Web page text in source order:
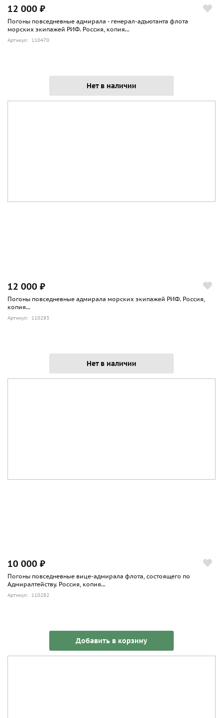
12 000 ₽
Погоны повседневные адмирала - генерал-адъютанта флота
морских экипажей РИФ. Россия, копия...
Артикул: 110470
Нет в наличии
12 000 ₽
Погоны повседневные адмирала морских экипажей РИФ. Россия,
копия...
Артикул: 110283
Нет в наличии
10 000 ₽
Погоны повседневные вице-адмирала флота, состоящего по
Адмиралтейству. Россия, копия...
Артикул: 110282
Добавить в корзину